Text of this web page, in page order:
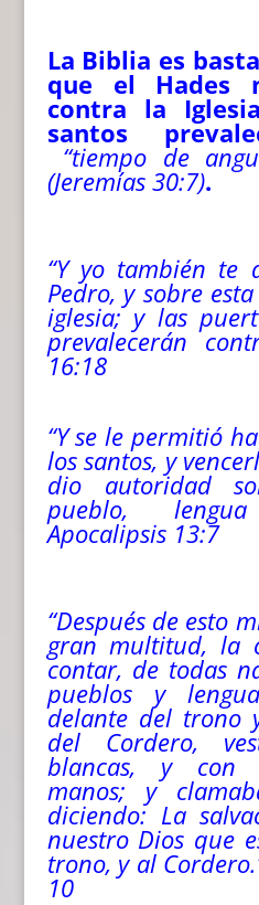
La Biblia es
que el Hades
contra la
santos
“tiempo de
(Jeremías 30:7).
“Y yo también te
Pedro, y sobre
iglesia; y las
prevalecerán
16:18
“Y se le permitió
los santos, y
dio autoridad
pueblo,
Apocalipsis 13:7
“Después de esto
gran multitud, la
contar, de todas
pueblos y
delante del trono
del Cordero,
blancas, y con
manos; y
diciendo: La
nuestro Dios que
trono, y al
10